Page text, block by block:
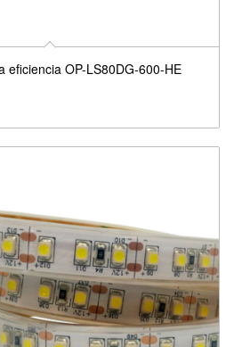
eficiencia OP-LS80DG-600-HE